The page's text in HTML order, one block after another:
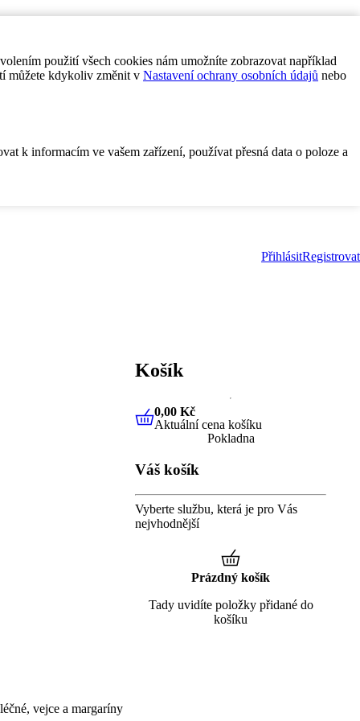
použití všech cookies nám umožníte zobrazovat například
můžete kdykoliv změnit v Nastavení ochrany osobních údajů nebo
k informacím ve vašem zařízení, používat přesná data o poloze a
PřihlásitRegistrovat
vejce a margaríny
Košík
0,00 KčAktuální cena košíku
0,00 Kč
Aktuální cena košíku
Pokladna
Váš košík
Vyberte službu, která je pro Vás
nejvhodnější
Prázdný košík
Tady uvidíte položky přidané do
košíku